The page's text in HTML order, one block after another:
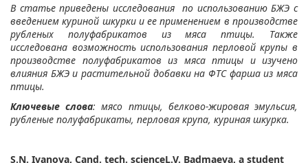
В статье приведены исследования по использованию БЖЭ с
введением куриной шкурки и ее применением в производстве
рубленых полуфабрикатов из мяса птицы. Также
исследована возможность использования перловой крупы в
производстве полуфабрикатов из мяса птицы и изучено
влияния БЖЭ и растительной добавки на ФТС фарша из мяса
птицы.
Ключевые слова: мясо птицы, белково-жировая эмульсия,
рубленые полуфабрикаты, перловая крупа, куриная шкурка.
S.N. Ivanova, Cand. tech. scienceL.V. Badmaeva, a student